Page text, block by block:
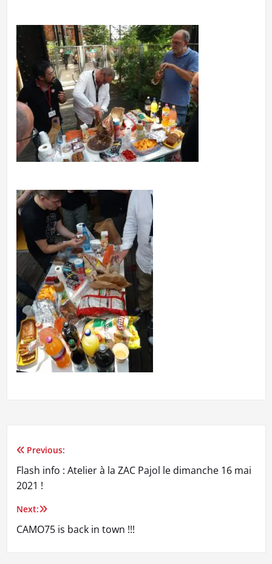
Navigation
de
l’article
Previous:
Flash info : Atelier à la ZAC Pajol le dimanche 16 mai
2021 !
Next:
CAMO75 is back in town !!!